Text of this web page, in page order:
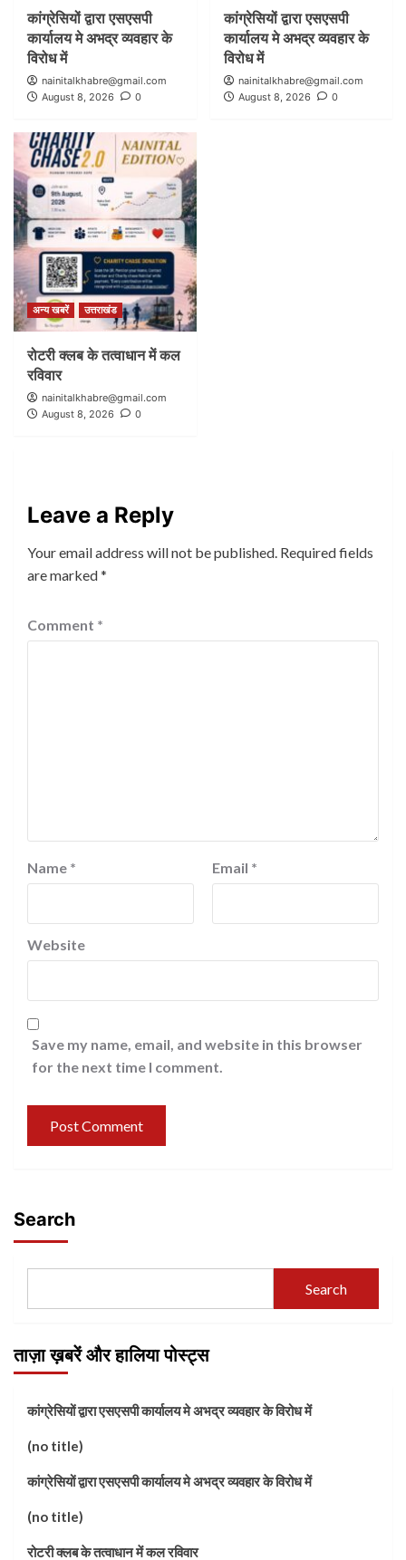
कांग्रेसियों द्वारा एसएसपी
कार्यालय मे अभद्र व्यवहार के
विरोध में
nainitalkhabre@gmail.com
August 8, 2026
0
कांग्रेसियों द्वारा एसएसपी
कार्यालय मे अभद्र व्यवहार के
विरोध में
nainitalkhabre@gmail.com
August 8, 2026
0
अन्य खबरें उत्तराखंड
रोटरी क्लब के तत्वाधान में कल
रविवार
nainitalkhabre@gmail.com
August 8, 2026
0
Leave a Reply
Your email address will not be published. Required fields
are marked*
Comment *
Name * Email *
Website
Save my name, email, and website in this browser
for the next time I comment.
Search
Search
ताज़ा ख़बरें और हालिया पोस्ट्स
कांग्रेसियों द्वारा एसएसपी कार्यालय मे अभद्र व्यवहार के विरोध में
(no title)
कांग्रेसियों द्वारा एसएसपी कार्यालय मे अभद्र व्यवहार के विरोध में
(no title)
रोटरी क्लब के तत्वाधान में कल रविवार